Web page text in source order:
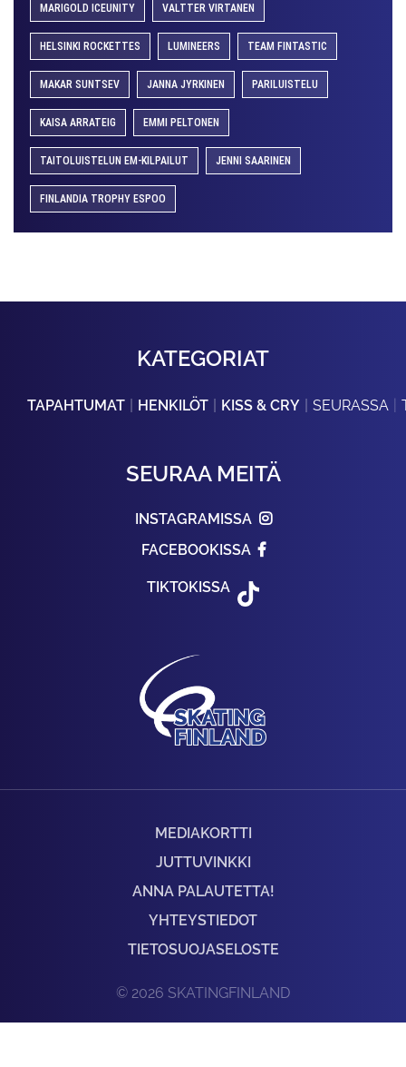
MARIGOLD ICEUNITY VALTTER VIRTANEN
HELSINKI ROCKETTES LUMINEERS TEAM FINTASTIC
MAKAR SUNTSEV JANNA JYRKINEN PARILUISTELU
KAISA ARRATEIG EMMI PELTONEN
TAITOLUISTELUN EM-KILPAILUT JENNI SAARINEN
FINLANDIA TROPHY ESPOO
KATEGORIAT
TAPAHTUMAT HENKILÖT KISS & CRY SEURASSA
SEURAA MEITÄ
INSTAGRAMISSA
FACEBOOKISSA
TIKTOKISSA
MEDIAKORTTI
JUTTUVINKKI
ANNA PALAUTETTA!
YHTEYSTIEDOT
TIETOSUOJASELOSTE
© 2026 SKATINGFINLAND